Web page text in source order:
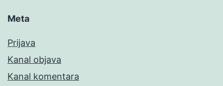
Meta
Prijava
Kanal objava
Kanal komentara